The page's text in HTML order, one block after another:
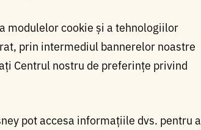
modulelor cookie și a tehnologiilor
prin intermediul bannerelor noastre
Centrul nostru de preferințe privind
pot accesa informațiile dvs. pentru a